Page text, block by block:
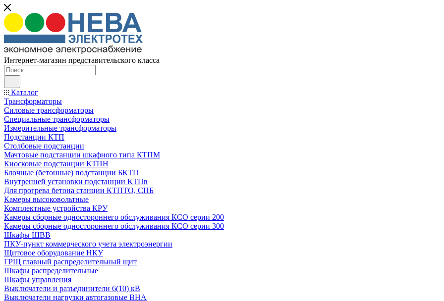
Интернет-магазин представительского класса
Каталог
Трансформаторы
Силовые трансформаторы
Специальные трансформаторы
Измерительные трансформаторы
Подстанции КТП
Столбовые подстанции
Мачтовые подстанции шкафного типа КТПМ
Киосковые подстанции КТПН
Блочные (бетонные) подстанции БКТП
Внутренней установки подстанции КТПв
Для прогрева бетона станции КТПТО, СПБ
Камеры высоковольтные
Комплектные устройства КРУ
Камеры сборные одностороннего обслуживания КСО серии 200
Камеры сборные одностороннего обслуживания КСО серии 300
Шкафы ШВВ
ПКУ-пункт коммерческого учета электроэнергии
Щитовое оборудование НКУ
ГРЩ главный распределительный щит
Шкафы распределительные
Шкафы управления
Выключатели и разъединители 6(10) кВ
Выключатели нагрузки автогазовые ВНА